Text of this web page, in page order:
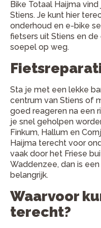
Bike Totaal Haijma
Stiens. Je kunt hier
onderhoud en e-bike
fietsers uit Stiens en
soepel op weg.
Sta je met een lekke
centrum van Stiens of
goed reageren na een
je snel geholpen
Finkum, Hallum en
Haijma terecht voor
vaak door het Friese
Waddenzee, dan is
belangrijk.
Waarvoor
terecht?